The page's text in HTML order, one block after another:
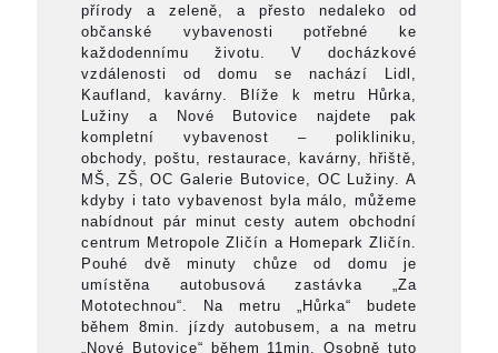
přírody a zeleně, a přesto nedaleko od
občanské vybavenosti potřebné ke
každodennímu životu. V docházkové
vzdálenosti od domu se nachází Lidl,
Kaufland, kavárny. Blíže k metru Hůrka,
Lužiny a Nové Butovice najdete pak
kompletní vybavenost – polikliniku,
obchody, poštu, restaurace, kavárny, hřiště,
MŠ, ZŠ, OC Galerie Butovice, OC Lužiny. A
kdyby i tato vybavenost byla málo, můžeme
nabídnout pár minut cesty autem obchodní
centrum Metropole Zličín a Homepark Zličín.
Pouhé dvě minuty chůze od domu je
umístěna autobusová zastávka „Za
Mototechnou“. Na metru „Hůrka“ budete
během 8min. jízdy autobusem, a na metru
„Nové Butovice“ během 11min. Osobně tuto